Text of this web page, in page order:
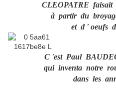
CLEOPATRE
à partir du
et d ' oeufs
C 'est Paul
qui inventa notre
dans les